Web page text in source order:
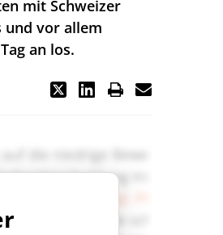
mit Schweizer
und vor allem
an los.